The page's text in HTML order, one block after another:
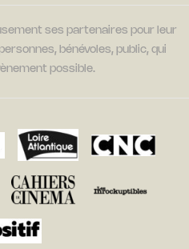
ses partenaires pour leur
bénévoles, public, qui
possible.